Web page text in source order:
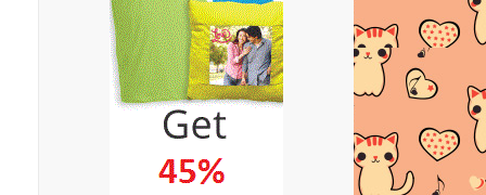
GO PRO HERO 4 (BLACK) SKIN
STICKER
GAMBAR PERINGKAT KEJADIAN
BAYI DIDALAM PERUT IBU H...
Trimester Pertama